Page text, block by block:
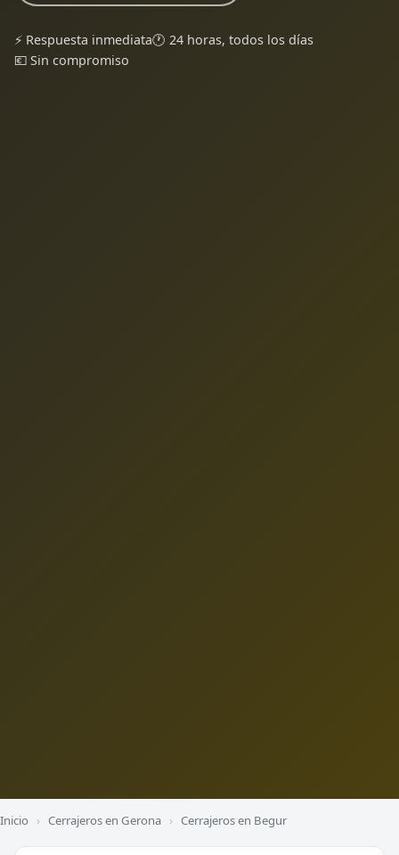
⚡ Respuesta inmediata🕐 24 horas, todos los días
💶 Sin compromiso
Inicio › Cerrajeros en Gerona › Cerrajeros en Begur